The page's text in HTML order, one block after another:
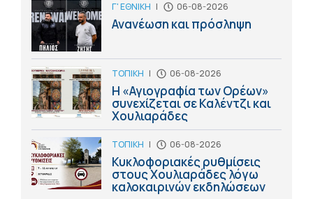
Γ' ΕΘΝΙΚΗ | 06-08-2026
Ανανέωση και πρόσληψη
ΤΟΠΙΚΗ | 06-08-2026
Η «Αγιογραφία των Ορέων»
συνεχίζεται σε Καλέντζι και
Χουλιαράδες
ΤΟΠΙΚΗ | 06-08-2026
Κυκλοφοριακές ρυθμίσεις
στους Χουλιαράδες λόγω
καλοκαιρινών εκδηλώσεων